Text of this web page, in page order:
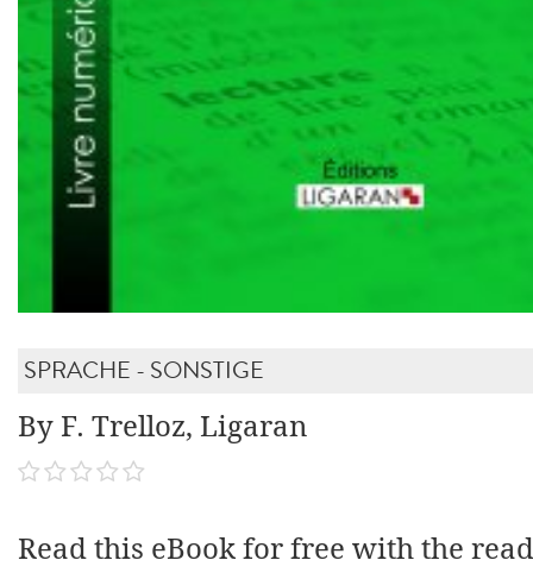
SPRACHE - SONSTIGE
By F. Trelloz, Ligaran
Read this eBook for free with the